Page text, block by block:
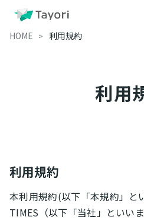
HOME 利用規約
利用
利用規約
本利用規約(以下「本規約」と
TIMES（以下「当社」といい